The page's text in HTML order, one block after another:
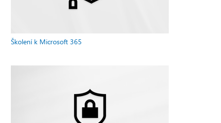
Školení k Microsoft 365